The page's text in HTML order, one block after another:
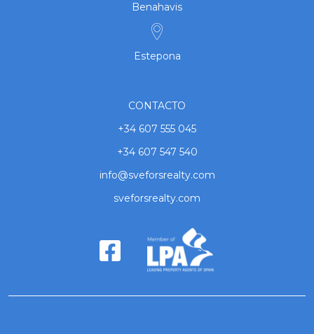
Benahavis
Estepona
CONTACTO
+34 607 555 045
+34 607 547 540
info@sveforsrealty.com
sveforsrealty.com